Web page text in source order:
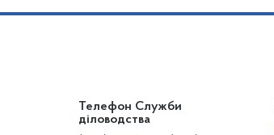
Телефон Служби
діловодства